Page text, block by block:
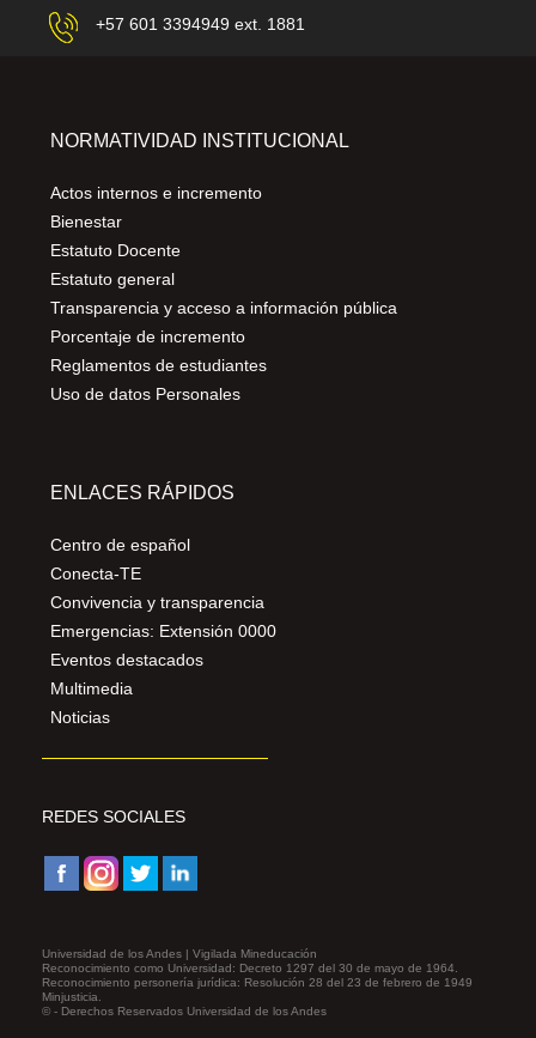
+57 601 3394949 ext. 1881
NORMATIVIDAD INSTITUCIONAL
Actos internos e incremento
Bienestar
Estatuto Docente
Estatuto general
Transparencia y acceso a información pública
Porcentaje de incremento
Reglamentos de estudiantes
Uso de datos Personales
ENLACES RÁPIDOS
Centro de español
Conecta-TE
Convivencia y transparencia
Emergencias: Extensión 0000
Eventos destacados
Multimedia
Noticias
REDES SOCIALES
Universidad de los Andes | Vigilada Mineducación
Reconocimiento como Universidad: Decreto 1297 del 30 de mayo de 1964.
Reconocimiento personería jurídica: Resolución 28 del 23 de febrero de 1949
Minjusticia.
© - Derechos Reservados Universidad de los Andes